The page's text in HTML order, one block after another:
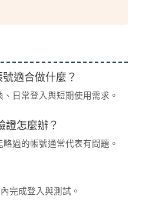
適合做什麼？
日常登入與短期使用需求。
證怎麼辦？
過的帳號通常代表有問題。
完成登入與測試。